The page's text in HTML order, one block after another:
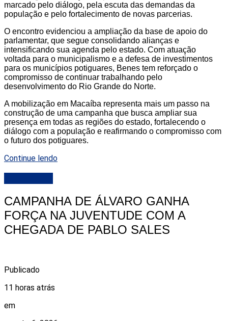
marcado pelo diálogo, pela escuta das demandas da
população e pelo fortalecimento de novas parcerias.
O encontro evidenciou a ampliação da base de apoio do
parlamentar, que segue consolidando alianças e
intensificando sua agenda pelo estado. Com atuação
voltada para o municipalismo e a defesa de investimentos
para os municípios potiguares, Benes tem reforçado o
compromisso de continuar trabalhando pelo
desenvolvimento do Rio Grande do Norte.
A mobilização em Macaíba representa mais um passo na
construção de uma campanha que busca ampliar sua
presença em todas as regiões do estado, fortalecendo o
diálogo com a população e reafirmando o compromisso com
o futuro dos potiguares.
Continue lendo
CAMPANHA DE ÁLVARO GANHA
FORÇA NA JUVENTUDE COM A
CHEGADA DE PABLO SALES
Publicado
11 horas atrás
em